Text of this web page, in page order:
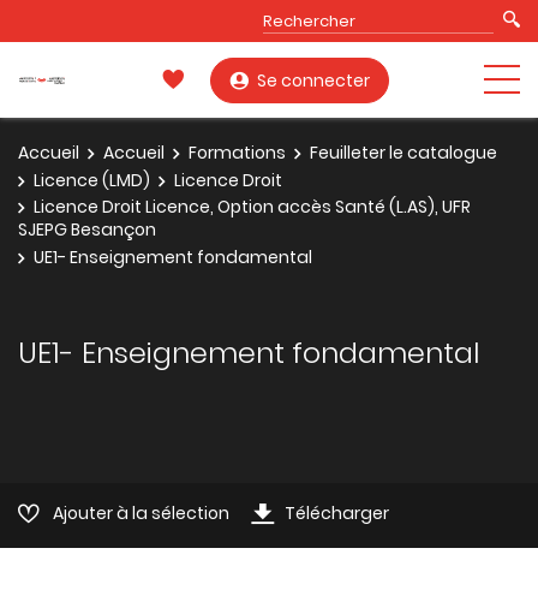
Se connecter
Accueil Accueil Formations
Feuilleter le catalogue
Licence (LMD)
Licence Droit
Licence Droit Licence, Option accès Santé (L.AS), UFR
SJEPG Besançon
UE1- Enseignement fondamental
UE1- Enseignement fondamental
Ajouter à la sélection Télécharger